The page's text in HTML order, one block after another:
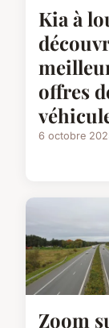
Kia à
offres
6 octobre
Zoom